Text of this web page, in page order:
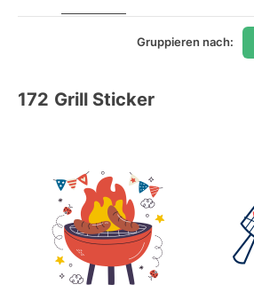
Gruppieren nach:
172 Grill Sticker